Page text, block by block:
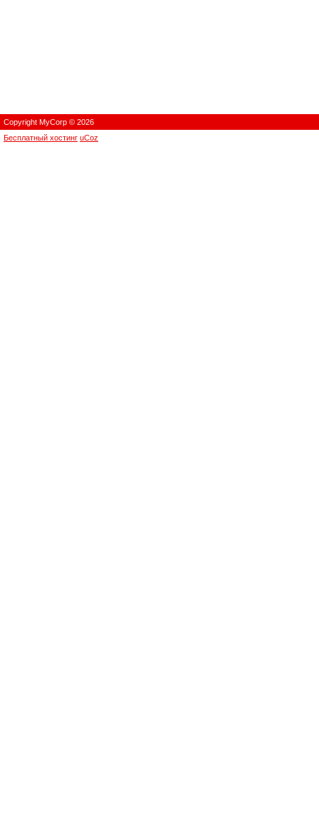
Copyright MyCorp © 2026
Бесплатный хостинг uCoz